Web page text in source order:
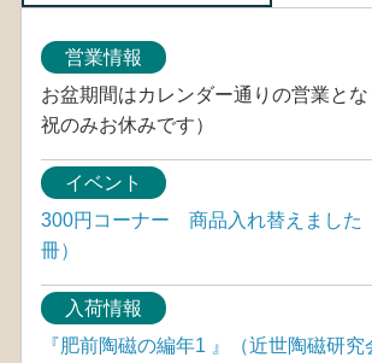
営業情報
お盆期間はカレンダー通りの営業とな
祝のみお休みです）
イベント
300円コーナー 商品入れ替えました
冊）
入荷情報
『肥前陶磁の編年1 』（近世陶磁研